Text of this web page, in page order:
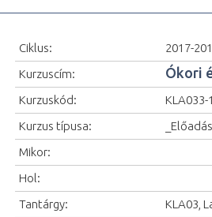
Ciklus:
2017-
Kurzuscím:
Ókori
Kurzuskód:
KLA033-1
Kurzus típusa:
Mikor:
Hol:
Tantárgy:
KLA03,